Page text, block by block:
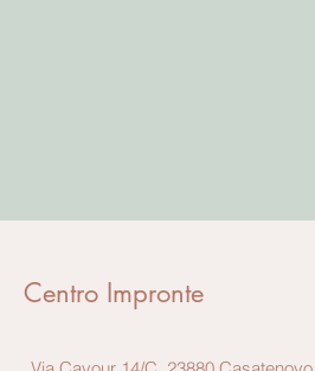
Centro Impronte